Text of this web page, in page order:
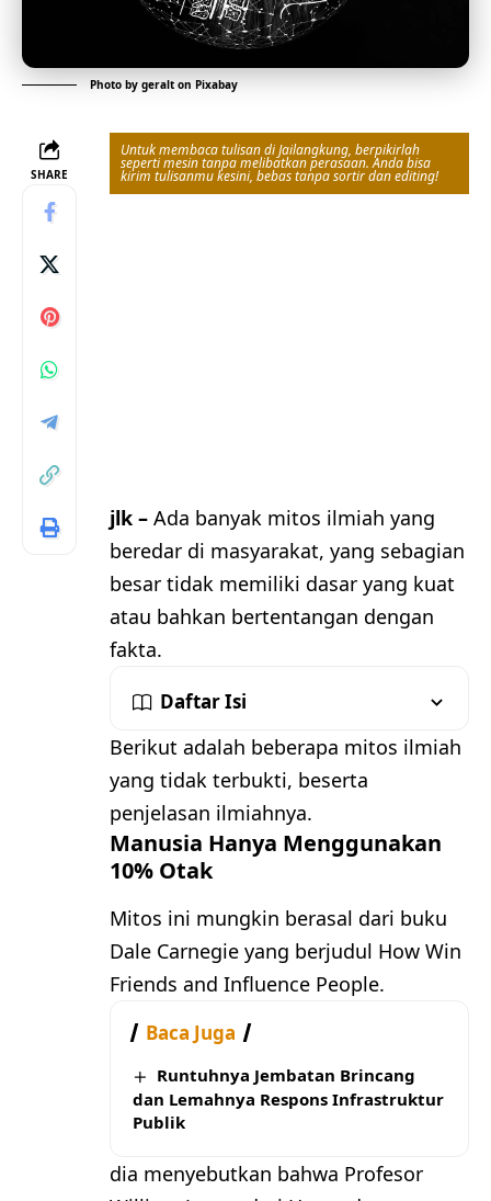
Photo by geralt on Pixabay
SHARE
Untuk membaca tulisan di Jailangkung, berpikirlah
seperti mesin tanpa melibatkan perasaan. Anda bisa
kirim tulisanmu kesini, bebas tanpa sortir dan editing!
jlk – Ada banyak mitos ilmiah yang
beredar di masyarakat, yang sebagian
besar tidak memiliki dasar yang kuat
atau bahkan bertentangan dengan
fakta.
Daftar Isi
Berikut adalah beberapa mitos ilmiah
yang tidak terbukti, beserta
penjelasan ilmiahnya.
Manusia Hanya Menggunakan
10% Otak
Mitos ini mungkin berasal dari buku
Dale Carnegie yang berjudul How Win
Friends and Influence People.
Baca Juga
Runtuhnya Jembatan Brincang
dan Lemahnya Respons Infrastruktur
Publik
dia menyebutkan bahwa Profesor